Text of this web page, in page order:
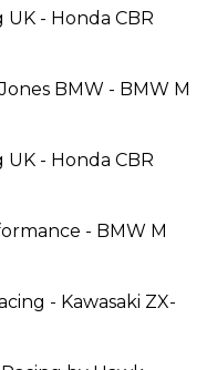
UK - Honda CBR
BMW - BMW M
- Honda CBR
- BMW M
- Kawasaki ZX-